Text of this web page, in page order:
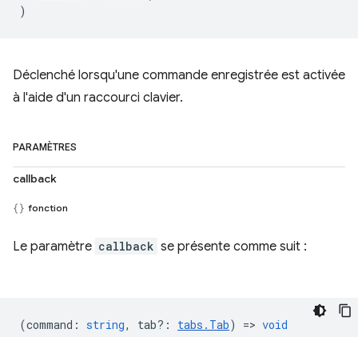
)
Déclenché lorsqu'une commande enregistrée est activée
à l'aide d'un raccourci clavier.
PARAMÈTRES
callback
fonction
Le paramètre callback se présente comme suit :
(command : string, tab? : tabs.Tab) => void